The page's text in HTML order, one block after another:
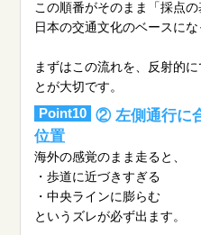
この順番がそのまま「採点の
日本の交通文化のベースにな
まずはこの流れを、反射的
とが大切です。
Point10
② 左側通行に
位置
海外の感覚のまま走ると、
・歩道に近づきすぎる
・中央ラインに膨らむ
というズレが必ず出ます。